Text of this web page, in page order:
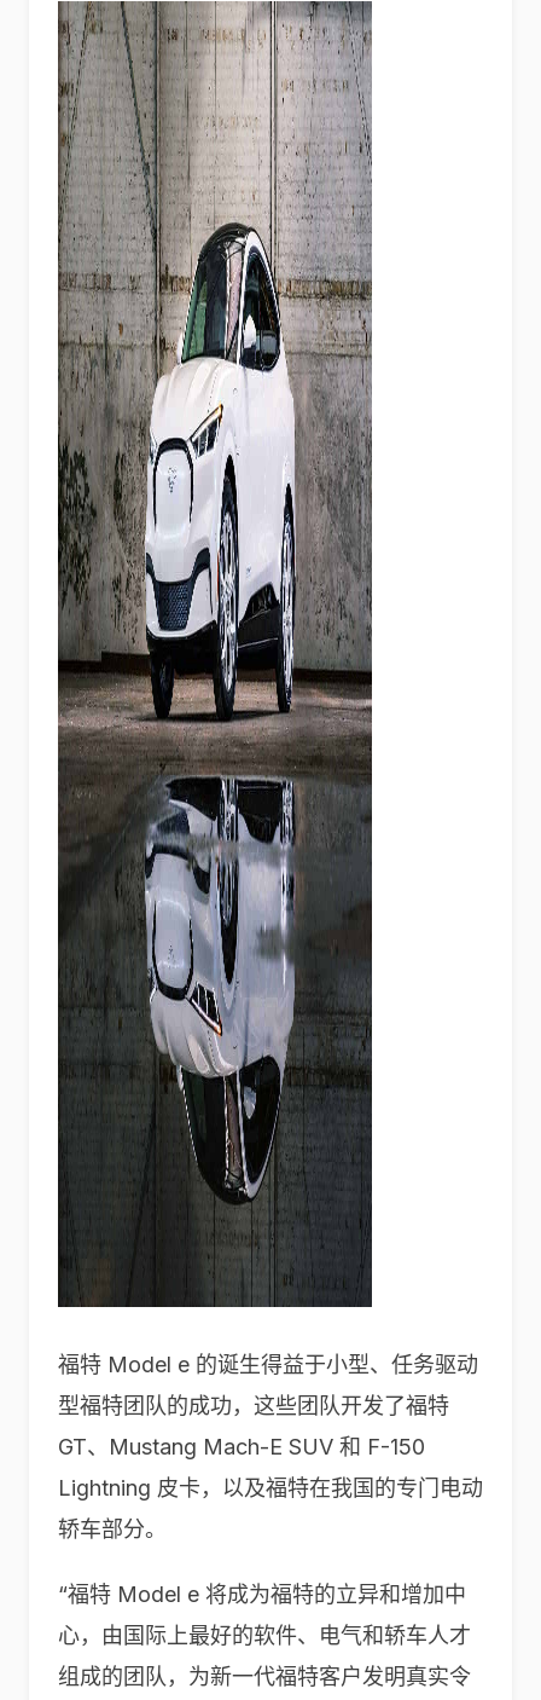
福特 Model e 的诞生得益于小型、任务驱动
型福特团队的成功，这些团队开发了福特
GT、Mustang Mach-E SUV 和 F-150
Lightning 皮卡，以及福特在我国的专门电动
轿车部分。
“福特 Model e 将成为福特的立异和增加中
心，由国际上最好的软件、电气和轿车人才
组成的团队，为新一代福特客户发明真实令